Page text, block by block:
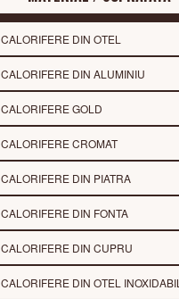
CALORIFERE DIN OTEL
CALORIFERE DIN ALUMINIU
CALORIFERE GOLD
CALORIFERE CROMAT
CALORIFERE DIN PIATRA
CALORIFERE DIN FONTA
CALORIFERE DIN CUPRU
CALORIFERE DIN OTEL INOXIDABIL